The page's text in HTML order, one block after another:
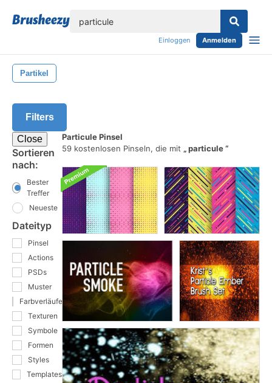
Einloggen Anmelden
Partikel
Filters
Close
Sortieren
nach:
Bester
Treffer
Neueste
Dateityp
Pinsel
Actions
PSDs
Muster
Farbverläufe
Texturen
Symbole
Formen
Styles
Templates
Particule Pinsel
59 kostenlosen Pinseln, die mit
particule